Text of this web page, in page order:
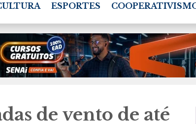
ESPORTES
de vento de até